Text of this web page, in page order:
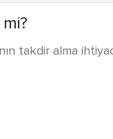
takdir alma